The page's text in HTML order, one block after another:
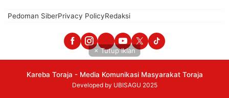
Pedoman SiberPrivacy PolicyRedaksi
Kareba Toraja - Media Komunikasi Masyarakat Toraja
Developed by UBISAGU 2025
× Tutup Iklan